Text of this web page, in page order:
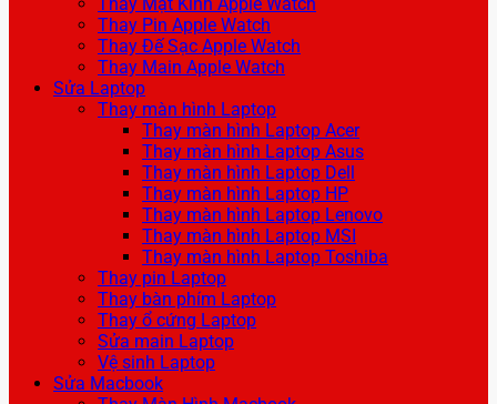
Thay Pin Apple Watch
Thay Đế Sạc Apple Watch
Thay Main Apple Watch
Sửa Laptop
Thay màn hình Laptop
Thay màn hình Laptop Acer
Thay màn hình Laptop Asus
Thay màn hình Laptop Dell
Thay màn hình Laptop HP
Thay màn hình Laptop Lenovo
Thay màn hình Laptop MSI
Thay màn hình Laptop Toshiba
Thay pin Laptop
Thay bàn phím Laptop
Thay ổ cứng Laptop
Sửa main Laptop
Vệ sinh Laptop
Sửa Macbook